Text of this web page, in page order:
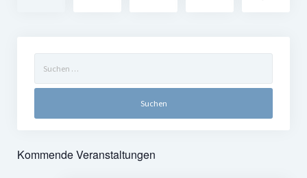
nach:
Kommende Veranstaltungen